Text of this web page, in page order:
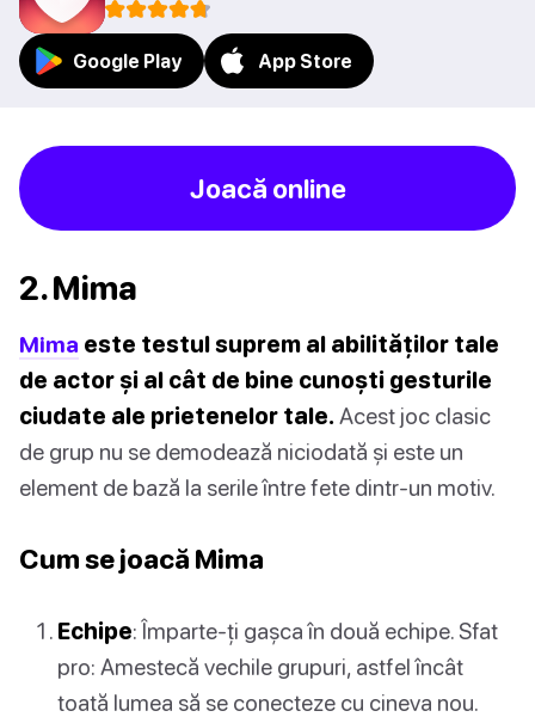
Google Play App Store
Joacă online
2. Mima
Mima este testul suprem al abilităților tale
de actor și al cât de bine cunoști gesturile
ciudate ale prietenelor tale. Acest joc clasic
de grup nu se demodează niciodată și este un
element de bază la serile între fete dintr-un motiv.
Cum se joacă Mima
Echipe: Împarte-ți gașca în două echipe. Sfat
pro: Amestecă vechile grupuri, astfel încât
toată lumea să se conecteze cu cineva nou.